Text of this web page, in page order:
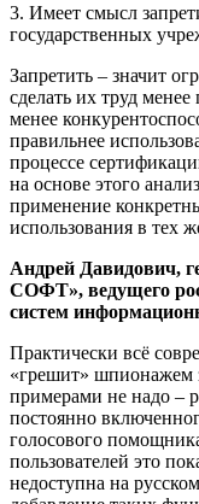
3. Имеет смысл
государственных
Запретить – значит
сделать их труд
менее
правильнее
процессе
на основе этого
применение
использования в тех
Андрей Давидович,
СОФТ», ведущего
систем
Практически всё
«грешит» шпионажем
примерами не надо –
постоянно
голосового
пользователей это
недоступна на